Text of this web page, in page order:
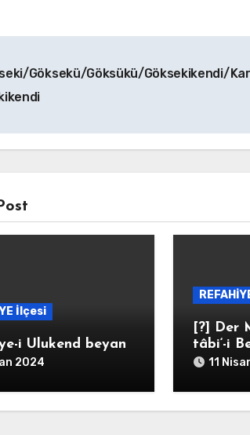
Göksekü/Göksükü/Göksekikendi/
İlçesi
i Ulukend beyan
2024
[?] Der
tâbi‘-i
11